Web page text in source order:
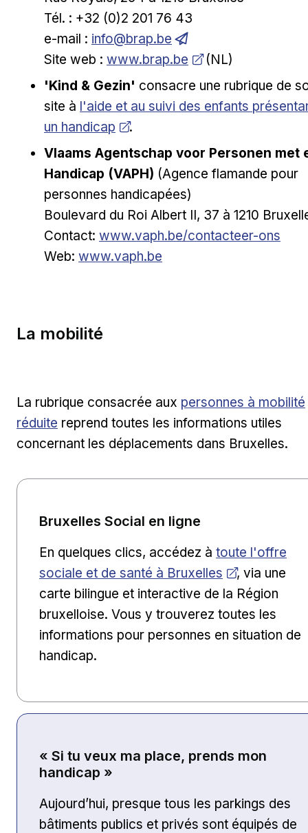
Tél. : +32 (0)2 201 76 43
e-mail : info@brap.be
Site web : Ouvrir dans une nouvelle fenêtre
www.brap.be
(NL)
'Kind & Gezin' consacre une rubrique de
site à Ouvrir dans une nouvelle fenêtre
l'aide et au suivi des enfants
un handicap
.
Vlaams Agentschap voor Personen met
Handicap (VAPH) (Agence flamande pour
personnes handicapées)
Boulevard du Roi Albert II, 37 à 1210
Contact: Lien externe
www.vaph.be/contacteer-ons
Web: Lien externe
www.vaph.be
La mobilité
La rubrique consacrée aux personnes à mobilité
réduite reprend toutes les informations utiles
concernant les déplacements dans Bruxelles.
Bruxelles Social en ligne
En quelques clics, accédez à Ouvrir dans
toute l'offre
sociale et de santé à Bruxelles
, via une
carte bilingue et interactive de la Région
bruxelloise. Vous y trouverez toutes les
informations pour personnes en situation de
handicap.
« Si tu veux ma place, prends mon
handicap »
Aujourd’hui, presque tous les parkings des
bâtiments publics et privés sont équipés de